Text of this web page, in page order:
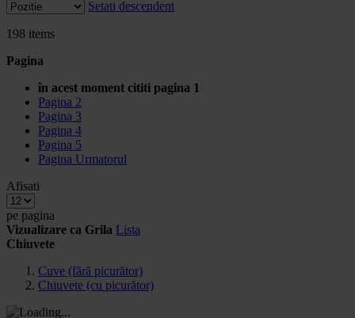
Setati descendent
198 items
Pagina
în acest moment cititi pagina 1
Pagina 2
Pagina 3
Pagina 4
Pagina 5
Pagina Urmatorul
Afisati
pe pagina
Vizualizare ca Grila Lista
Chiuvete
Cuve (fără picurător)
Chiuvete (cu picurător)